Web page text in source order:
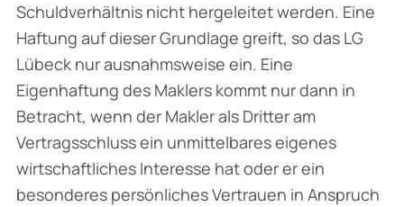
Schuldverhältnis nicht hergeleitet werden. Eine
Haftung auf dieser Grundlage greift, so das LG
Lübeck nur ausnahmsweise ein. Eine
Eigenhaftung des Maklers kommt nur dann in
Betracht, wenn der Makler als Dritter am
Vertragsschluss ein unmittelbares eigenes
wirtschaftliches Interesse hat oder er ein
besonderes persönliches Vertrauen in Anspruch